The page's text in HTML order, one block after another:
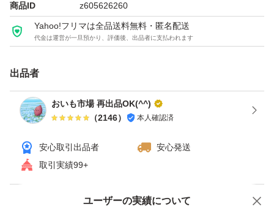
温度．湿度などで皮に傷がついたり、傷みが出てしまうか
もしれません。
遠方の方や翌日受け取りできない方は、お受け取り時に傷
んでいることもあるかもしれませんので、その旨ご了承下
さい。
上記の件で何か気になることがありましたら、ご質問や評
価する前にコメントにてお問い合わせ下さい。
商品ID z605626260
Yahoo!フリマは全品送料無料・匿名配送
代金は運営が一旦預かり、評価後、出品者に支払われます
出品者
おいも市場 再出品OK(^^)
（2146） 本人確認済
安心取引出品者
安心発送
取引実績99+
ユーザーの実績について
価格の相談 商品への質問